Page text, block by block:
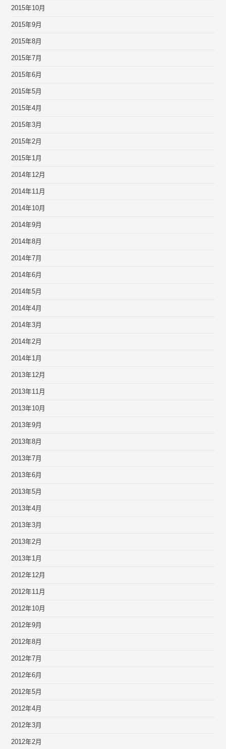
2015年10月
2015年9月
2015年8月
2015年7月
2015年6月
2015年5月
2015年4月
2015年3月
2015年2月
2015年1月
2014年12月
2014年11月
2014年10月
2014年9月
2014年8月
2014年7月
2014年6月
2014年5月
2014年4月
2014年3月
2014年2月
2014年1月
2013年12月
2013年11月
2013年10月
2013年9月
2013年8月
2013年7月
2013年6月
2013年5月
2013年4月
2013年3月
2013年2月
2013年1月
2012年12月
2012年11月
2012年10月
2012年9月
2012年8月
2012年7月
2012年6月
2012年5月
2012年4月
2012年3月
2012年2月